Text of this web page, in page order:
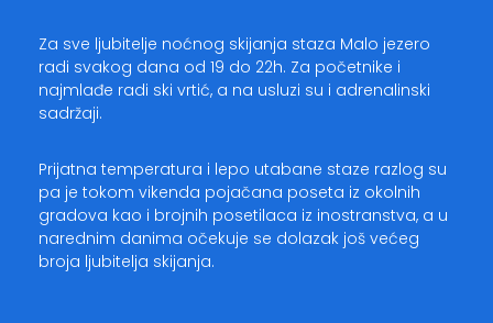
Za sve ljubitelje noćnog skijanja staza Malo jezero
radi svakog dana od 19 do 22h. Za početnike i
najmlađe radi ski vrtić, a na usluzi su i adrenalinski
sadržaji.
Prijatna temperatura i lepo utabane staze razlog su
pa je tokom vikenda pojačana poseta iz okolnih
gradova kao i brojnih posetilaca iz inostranstva, a u
narednim danima očekuje se dolazak još većeg
broja ljubitelja skijanja.